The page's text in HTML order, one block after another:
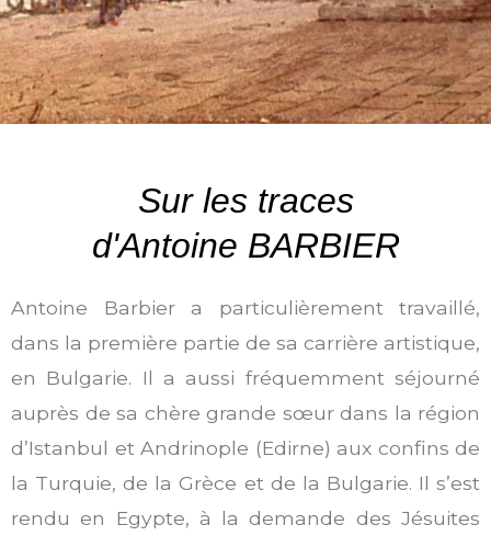
Sur les traces
d'Antoine BARBIER
Antoine Barbier a particulièrement travaillé,
dans la première partie de sa carrière artistique,
en Bulgarie. Il a aussi fréquemment séjourné
auprès de sa chère grande sœur dans la région
d’Istanbul et Andrinople (Edirne) aux confins de
la Turquie, de la Grèce et de la Bulgarie. Il s’est
rendu en Egypte, à la demande des Jésuites